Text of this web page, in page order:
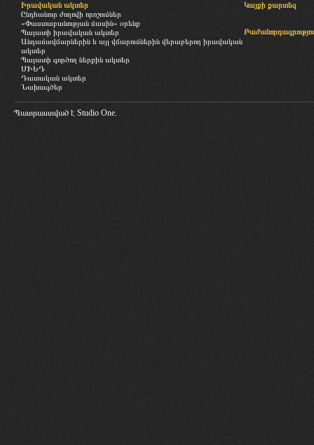
Իրավական ակտեր
Ընդհանուր ժողովի որոշումներ
«Փաստաբանության մասին» օրենք
Պալատի իրավական ակտեր
Անդամավճարներին և այլ վճարումներին վերաբերող իրավական
ակտեր
Պալատի գործող ներքին ակտեր
ՄԻԵԴ
Դատական ակտեր
Նախագծեր
Կայքի քարտեզ
Պատրաստված է Studio One.